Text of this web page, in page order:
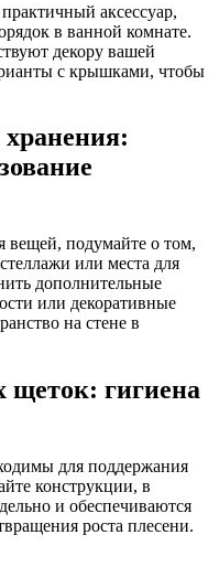
аксессуар,
в ванной комнате.
декору вашей
с крышками, чтобы
вещей, подумайте о том,
или места для
дополнительные
или декоративные
на стене в
щеток: гигиена
для поддержания
конструкции, в
и обеспечиваются
роста плесени.